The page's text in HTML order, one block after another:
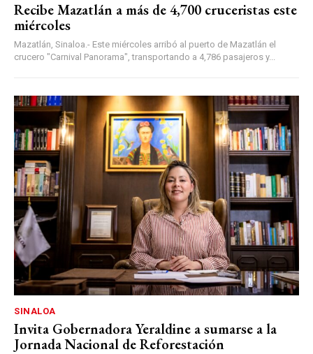
Recibe Mazatlán a más de 4,700 cruceristas este
miércoles
Mazatlán, Sinaloa.- Este miércoles arribó al puerto de Mazatlán el
crucero "Carnival Panorama", transportando a 4,786 pasajeros y...
SINALOA
Invita Gobernadora Yeraldine a sumarse a la
Jornada Nacional de Reforestación